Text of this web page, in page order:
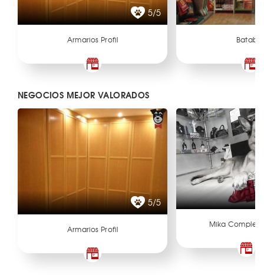
5/5
Armarios Profil
NEGOCIOS MEJOR VALORADOS
5/5
Armarios Profil
Mika